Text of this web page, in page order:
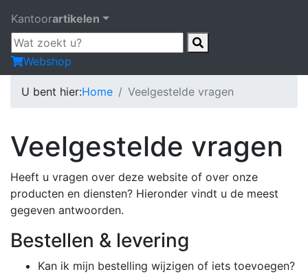
Kantoorartikelen
Webshop
U bent hier:Home Veelgestelde vragen
Veelgestelde vragen
Heeft u vragen over deze website of over onze
producten en diensten? Hieronder vindt u de meest
gegeven antwoorden.
Bestellen & levering
Kan ik mijn bestelling wijzigen of iets toevoegen?